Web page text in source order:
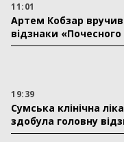
11:01
Артем Кобзар
відзнаки
19:39
Сумська клінічна
здобула головну